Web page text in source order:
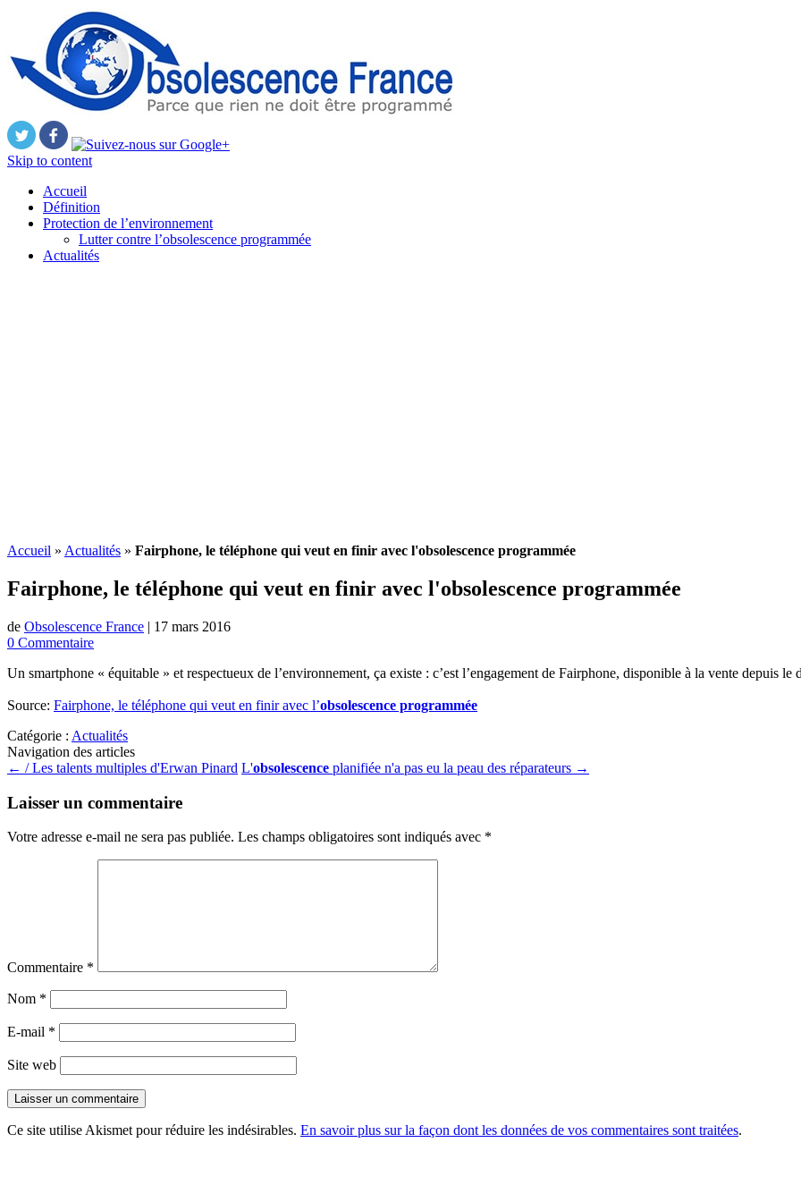
Skip to content
Accueil
Définition
Protection de l’environnement
Lutter contre l’obsolescence programmée
Actualités
Accueil » Actualités » Fairphone, le téléphone qui veut en finir avec l'obsolescence programmée
Fairphone, le téléphone qui veut en finir avec l'obsolescence programmée
de Obsolescence France | 17 mars 2016
0 Commentaire
Un smartphone « équitable » et respectueux de l’environnement, ça existe : c’est l’engagement de Fairphone, disponible à la vente depuis
Source: Fairphone, le téléphone qui veut en finir avec l’obsolescence programmée
Catégorie : Actualités
Navigation des articles
← / Les talents multiples d'Erwan Pinard L'obsolescence planifiée n'a pas eu la peau des réparateurs →
Laisser un commentaire
Votre adresse e-mail ne sera pas publiée. Les champs obligatoires sont indiqués avec *
Commentaire *
Nom *
E-mail *
Site web
Ce site utilise Akismet pour réduire les indésirables. En savoir plus sur la façon dont les données de vos commentaires sont traitées.